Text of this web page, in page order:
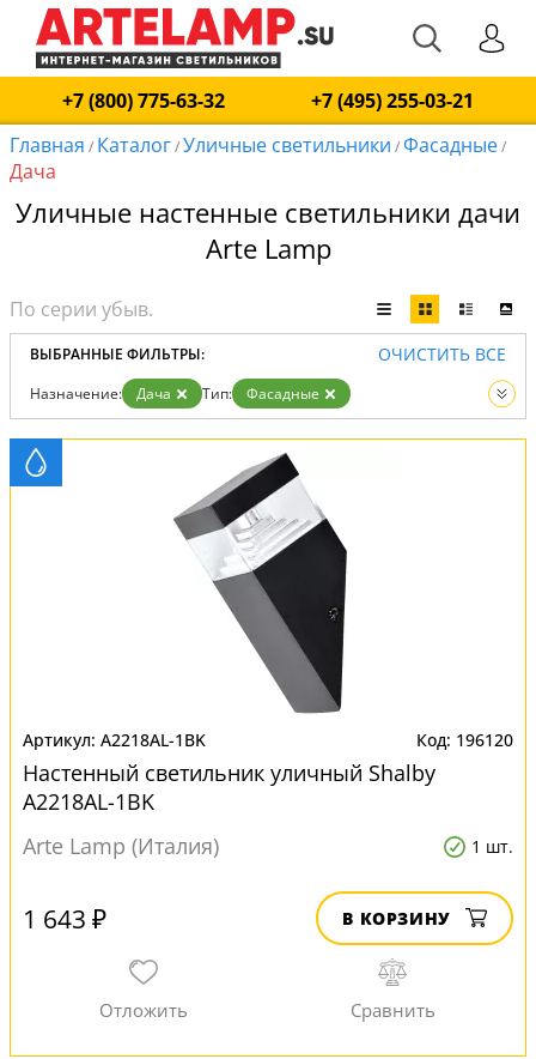
+7 (800) 775-63-32
+7 (495) 255-03-21
Главная / Каталог/Уличные светильники /Фасадные/
Дача
Уличные настенные светильники дачи
Arte Lamp
ВЫБРАННЫЕ ФИЛЬТРЫ: ОЧИСТИТЬ ВСЕ
Назначение: Дача Тип:
Фасадные
Вид:
Уличные светильники
A2218AL-1BK 196120
Настенный светильник уличный Shalby
A2218AL-1BK
Arte Lamp (Италия)
1 шт.
1 643 ₽ В КОРЗИНУ